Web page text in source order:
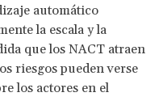
automático
la escala y la
que los NACT atraen
riesgos pueden verse
los actores en el